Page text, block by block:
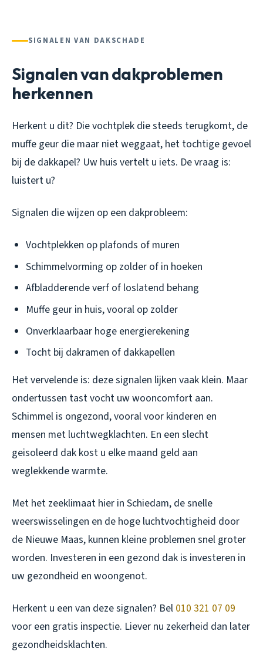
SIGNALEN VAN DAKSCHADE
Signalen van dakproblemen
herkennen
Herkent u dit? Die vochtplek die steeds terugkomt, de
muffe geur die maar niet weggaat, het tochtige gevoel
bij de dakkapel? Uw huis vertelt u iets. De vraag is:
luistert u?
Signalen die wijzen op een dakprobleem:
Vochtplekken op plafonds of muren
Schimmelvorming op zolder of in hoeken
Afbladderende verf of loslatend behang
Muffe geur in huis, vooral op zolder
Onverklaarbaar hoge energierekening
Tocht bij dakramen of dakkapellen
Het vervelende is: deze signalen lijken vaak klein. Maar
ondertussen tast vocht uw wooncomfort aan.
Schimmel is ongezond, vooral voor kinderen en
mensen met luchtwegklachten. En een slecht
geisoleerd dak kost u elke maand geld aan
weglekkende warmte.
Met het zeeklimaat hier in Schiedam, de snelle
weerswisselingen en de hoge luchtvochtigheid door
de Nieuwe Maas, kunnen kleine problemen snel groter
worden. Investeren in een gezond dak is investeren in
uw gezondheid en woongenot.
Herkent u een van deze signalen? Bel 010 321 07 09
voor een gratis inspectie. Liever nu zekerheid dan later
gezondheidsklachten.